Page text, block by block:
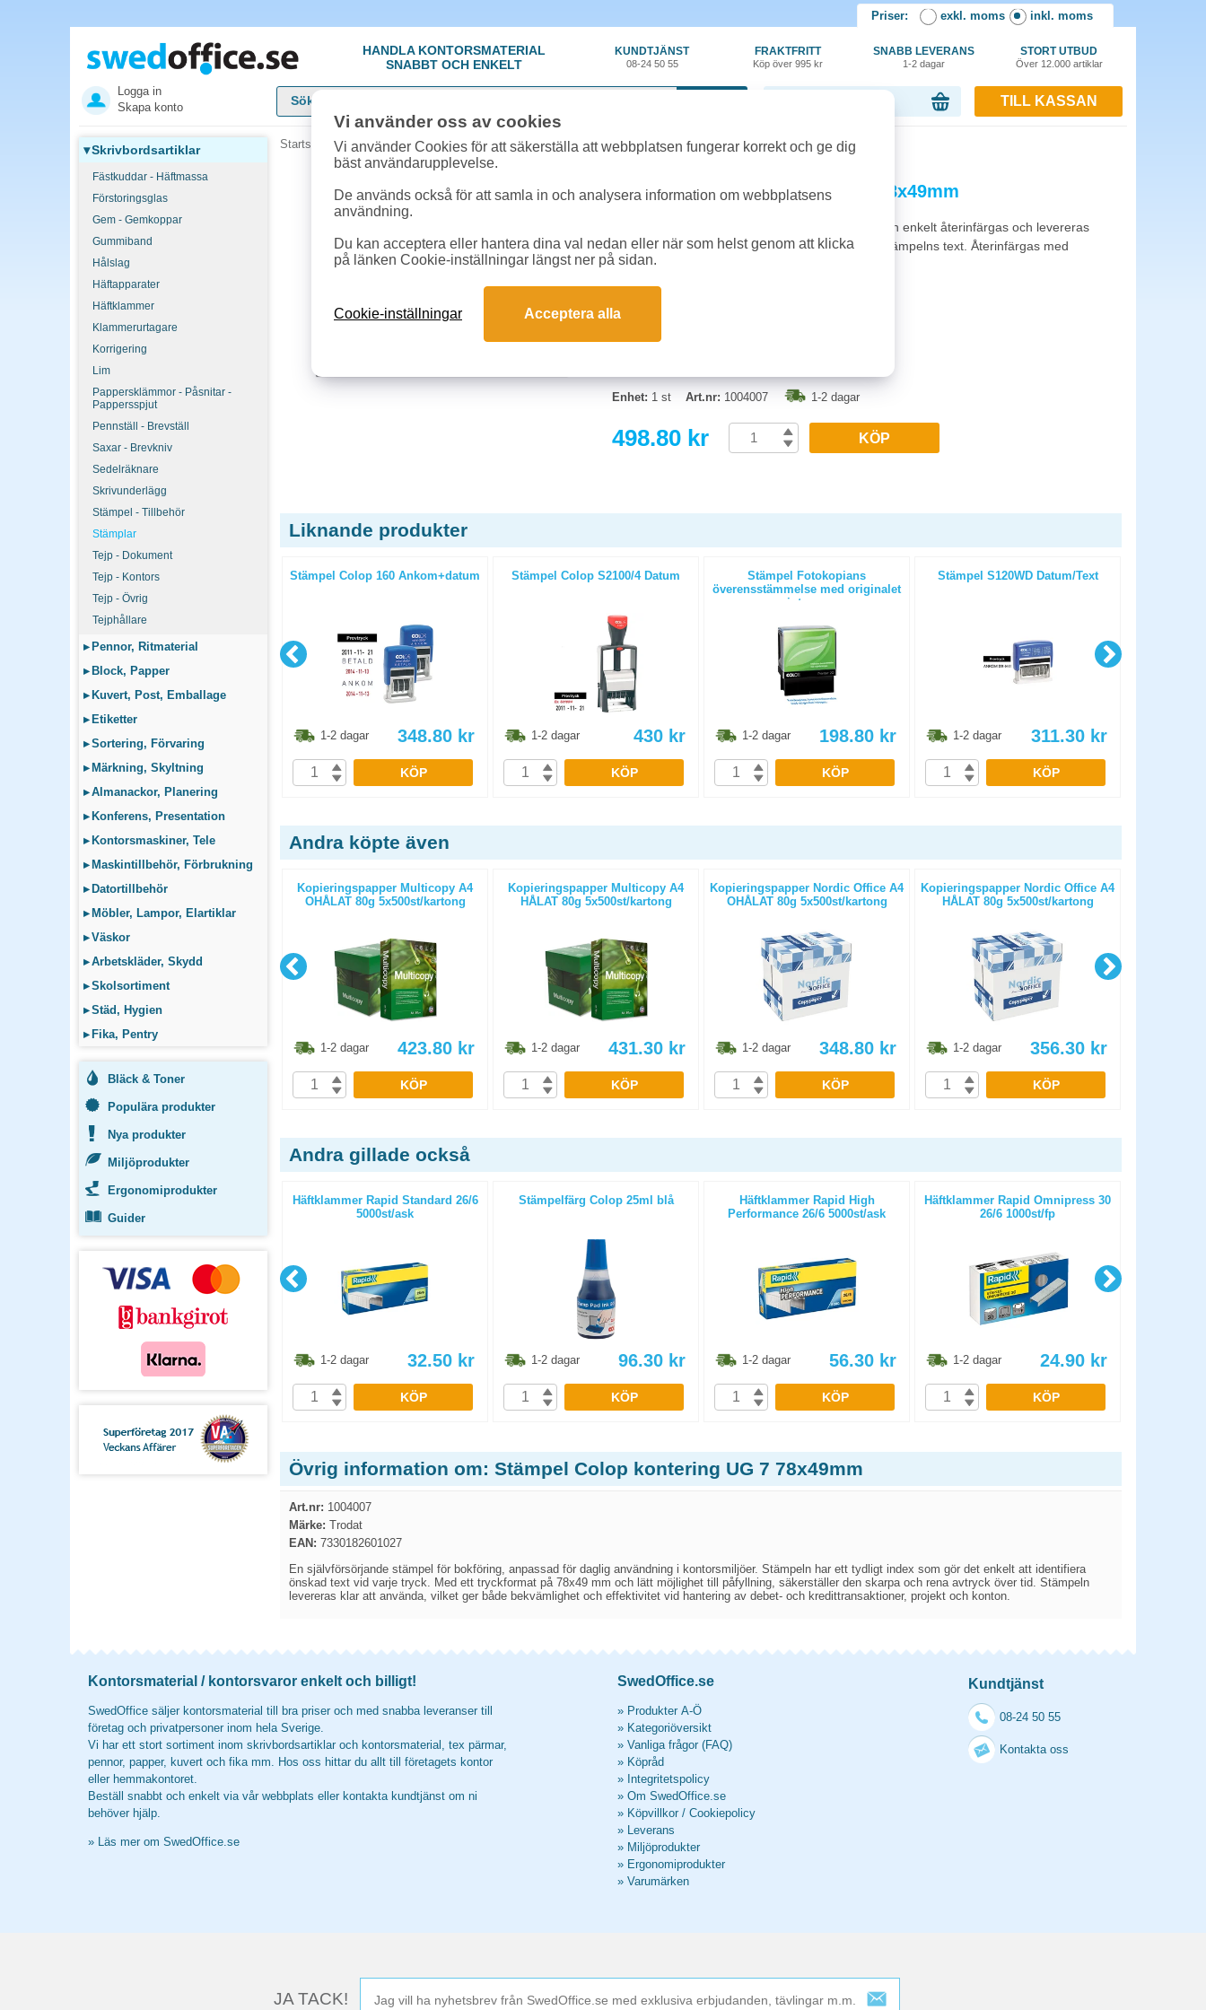
Priser: exkl. moms inkl. moms
HANDLA KONTORSMATERIAL
SNABBT OCH ENKELT
KUNDTJÄNST
08-24 50 55
FRAKTFRITT
Köp över 995 kr
SNABB LEVERANS
1-2 dagar
STORT UTBUD
Över 12.000 artiklar
Logga in
Skapa konto
TILL KASSAN
▾Skrivbordsartiklar
Fästkuddar - Häftmassa
Förstoringsglas
Gem - Gemkoppar
Gummiband
Hålslag
Häftapparater
Häftklammer
Klammerurtagare
Korrigering
Lim
Pappersklämmor - Påsnitar -
Pappersspjut
Pennställ - Brevställ
Saxar - Brevkniv
Sedelräknare
Skrivunderlägg
Stämpel - Tillbehör
Stämplar
Tejp - Dokument
Tejp - Kontors
Tejp - Övrig
Tejphållare
▸ Pennor, Ritmaterial
▸ Block, Papper
▸ Kuvert, Post, Emballage
▸ Etiketter
▸Sortering, Förvaring
▸ Märkning, Skyltning
▸Almanackor, Planering
▸ Konferens, Presentation
▸ Kontorsmaskiner, Tele
▸ Maskintillbehör, Förbrukning
▸ Datortillbehör
▸ Möbler, Lampor, Elartiklar
▸Väskor
▸Arbetskläder, Skydd
▸Skolsortiment
▸Städ, Hygien
▸ Fika, Pentry
Bläck & Toner
Populära produkter
Nya produkter
Miljöprodukter
Ergonomiprodukter
Guider
Startsida »Skrivbordsartiklar»Stämplar »Stämpel Colop kontering UG 7 78x49mm
Stämpel Colop kontering UG 7 78x49mm
Konteringsstämpel som är självinfärgande och kan enkelt återinfärgas och levereras
komplett med tydligt index som visar konteringsstämpelns text. Återinfärgas med
stämpelfärg kvalitet EOS.
Enhet: 1 st Art.nr: 1004007 1-2 dagar
498.80 kr KÖP
Liknande produkter
Stämpel Colop Green Line 20/L
1-2 dagar 186.30
KÖP
Stämpel Colop 160 Ankom+datum
1-2 dagar 348.80 kr
KÖP
Stämpel Colop S2100/4 Datum
1-2 dagar 430 kr
KÖP
Stämpel Fotokopians
överensstämmelse med originalet
intygas
1-2 dagar 198.80 kr
KÖP
Stämpel S120WD Datum/Text
1-2 dagar 311.30 kr
KÖP
Andra köpte även
Kopieringspapper Multicopy Next
2500st/kartong
Kopieringspapper Multicopy A4
OHÅLAT 80g 5x500st/kartong
1-2 dagar 423.80 kr
KÖP
Kopieringspapper Multicopy A4
HÅLAT 80g 5x500st/kartong
1-2 dagar 431.30 kr
KÖP
Kopieringspapper Nordic Office A4
OHÅLAT 80g 5x500st/kartong
1-2 dagar 348.80 kr
KÖP
Kopieringspapper Nordic Office A4
HÅLAT 80g 5x500st/kartong
1-2 dagar 356.30 kr
KÖP
Andra gillade också
Brevkniv 25cm
1-2 dagar 56.30
Häftklammer Rapid Standard 26/6
5000st/ask
1-2 dagar 32.50 kr
KÖP
Stämpelfärg Colop 25ml blå
1-2 dagar 96.30 kr
KÖP
Häftklammer Rapid High
Performance 26/6 5000st/ask
1-2 dagar 56.30 kr
KÖP
Häftklammer Rapid Omnipress 30
26/6 1000st/fp
1-2 dagar 24.90 kr
KÖP
Övrig information om: Stämpel Colop kontering UG 7 78x49mm
Art.nr: 1004007
Märke: Trodat
EAN: 7330182601027
En självförsörjande stämpel för bokföring, anpassad för daglig användning i kontorsmiljöer. Stämpeln har ett tydligt index som gör det enkelt att identifiera
önskad text vid varje tryck. Med ett tryckformat på 78x49 mm och lätt möjlighet till påfyllning, säkerställer den skarpa och rena avtryck över tid. Stämpeln
levereras klar att använda, vilket ger både bekvämlighet och effektivitet vid hantering av debet- och kredittransaktioner, projekt och konton.
Kontorsmaterial / kontorsvaror enkelt och billigt!
SwedOffice säljer kontorsmaterial till bra priser och med snabba leveranser till
företag och privatpersoner inom hela Sverige.
Vi har ett stort sortiment inom skrivbordsartiklar och kontorsmaterial, tex pärmar,
pennor, papper, kuvert och fika mm. Hos oss hittar du allt till företagets kontor
eller hemmakontoret.
Beställ snabbt och enkelt via vår webbplats eller kontakta kundtjänst om ni
behöver hjälp.
» Läs mer om SwedOffice.se
SwedOffice.se
» Produkter A-Ö
» Kategoriöversikt
» Vanliga frågor (FAQ)
» Köpråd
» Integritetspolicy
» Om SwedOffice.se
» Köpvillkor / Cookiepolicy
» Leverans
» Miljöprodukter
» Ergonomiprodukter
» Varumärken
Kundtjänst
08-24 50 55
Kontakta oss
JA TACK!
Vi använder oss av cookies
Vi använder Cookies för att säkerställa att webbplatsen fungerar korrekt och ge dig
bäst användarupplevelse.
De används också för att samla in och analysera information om webbplatsens
användning.
Du kan acceptera eller hantera dina val nedan eller när som helst genom att klicka
på länken Cookie-inställningar längst ner på sidan.
Cookie-inställningar Acceptera alla